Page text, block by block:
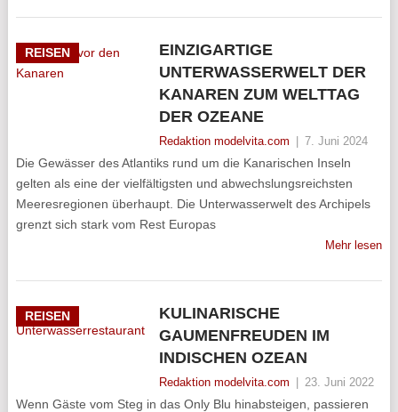
REISEN
EINZIGARTIGE
UNTERWASSERWELT DER
KANAREN ZUM WELTTAG
DER OZEANE
Redaktion modelvita.com 7. Juni 2024
Die Gewässer des Atlantiks rund um die Kanarischen Inseln
gelten als eine der vielfältigsten und abwechslungsreichsten
Meeresregionen überhaupt. Die Unterwasserwelt des Archipels
grenzt sich stark vom Rest Europas
Mehr lesen
REISEN
KULINARISCHE
GAUMENFREUDEN IM
INDISCHEN OZEAN
Redaktion modelvita.com 23. Juni 2022
Wenn Gäste vom Steg in das Only Blu hinabsteigen, passieren